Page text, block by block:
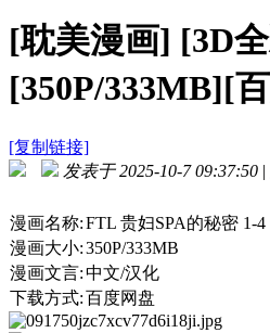
[耽美漫画] [3D
[350P/333MB][
[复制链接]
发表于 2025-10-7 09:37:50 |
漫画名称:FTL 贵妇SPA的秘密 1-
漫画大小:350P/333MB
漫画文言:中文/汉化
下载方式:百度网盘